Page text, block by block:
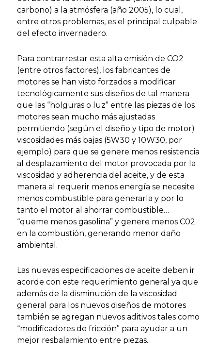
carbono) a la atmósfera (año 2005), lo cual,
entre otros problemas, es el principal culpable
del efecto invernadero.
Para contrarrestar esta alta emisión de CO2
(entre otros factores), los fabricantes de
motores se han visto forzados a modificar
tecnológicamente sus diseños de tal manera
que las “holguras o luz” entre las piezas de los
motores sean mucho más ajustadas
permitiendo (según el diseño y tipo de motor)
viscosidades más bajas (5W30 y 10W30, por
ejemplo) para que se genere menos resistencia
al desplazamiento del motor provocada por la
viscosidad y adherencia del aceite, y de esta
manera al requerir menos energía se necesite
menos combustible para generarla y por lo
tanto el motor al ahorrar combustible…
“queme menos gasolina” y genere menos C02
en la combustión, generando menor daño
ambiental.
Las nuevas especificaciones de aceite deben ir
acorde con este requerimiento general ya que
además de la disminución de la viscosidad
general para los nuevos diseños de motores
también se agregan nuevos aditivos tales como
“modificadores de fricción” para ayudar a un
mejor resbalamiento entre piezas.